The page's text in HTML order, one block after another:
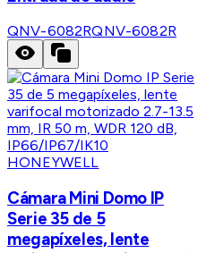
QNV-6082RQNV-6082R
HONEYWELL
Cámara Mini Domo IP
Serie 35 de 5
megapíxeles, lente